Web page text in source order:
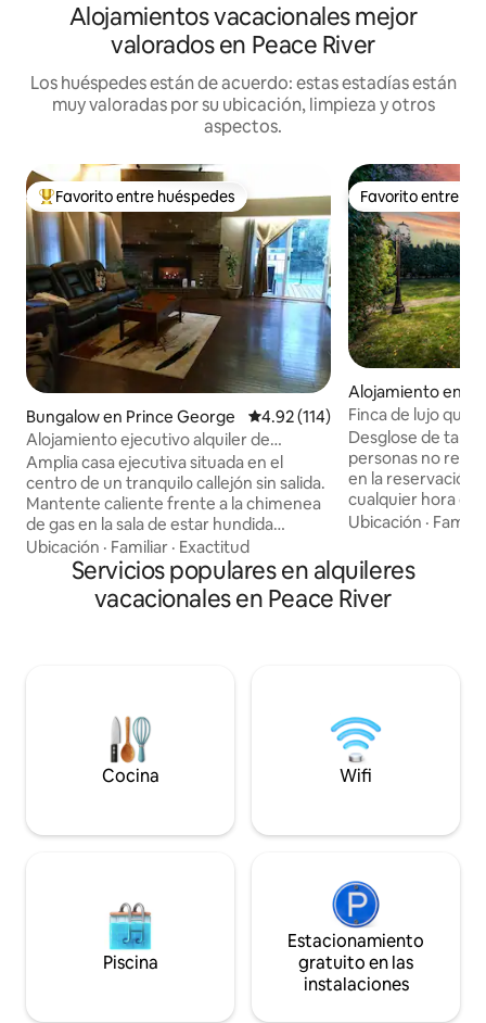
Alojamientos vacacionales mejor
valorados en Peace River
Los huéspedes están de acuerdo: estas estadías están
muy valoradas por su ubicación, limpieza y otros
aspectos.
Favorito entre huéspedes preferido
Favorito entre huéspedes
Bungalow en Prince George Calificación promedio: 4.92 de
4.92 (114)
Alojamiento ejecutivo alquiler de
motocicletas disponible
Amplia casa ejecutiva situada en el
centro de un tranquilo callejón sin salida.
Mantente caliente frente a la chimenea
de gas en la sala de estar hundida
mientras te reclinas frente al televisor
de 75 pulgadas y el sistema de sonido.
Disfruta de un baño en la bañera de gran
tamaño o disfruta de una ducha a ras de
cubierta, relájate y disfruta del
exuberante patio privado desde la
terraza cubierta. El jacuzzi está
Ubicación · Familiar · Exactitud
Favorito entre
Favorito entre
Alojamiento en
ge
Finca de lujo que
jacuzzi y piscina
Desglose de tarifas
personas no
en la reservación,
cualquier hora del
asistentes/
les cobrará $50
cada ocasión. Hasta 2 mascotas a una
tarifa fija de CAD
CAD 500 Tarifa de drenaje y llenado del
jacuzzi @
$1,000CAD
Ubicación ·
Servicios populares en alquileres
vacacionales en Peace River
Cocina Wifi
Piscina
Estacionamiento
gratuito en las
instalaciones